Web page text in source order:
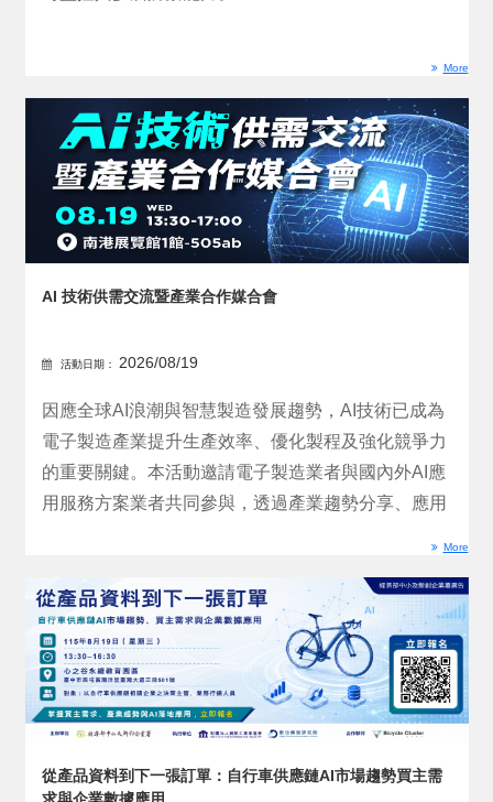
More
AI 技術供需交流暨產業合作媒合會
活動日期： 2026/08/19
因應全球AI浪潮與智慧製造發展趨勢，AI技術已成為
電子製造產業提升生產效率、優化製程及強化競爭力
的重要關鍵。本活動邀請電子製造業者與國內外AI應
用服務方案業者共同參與，透過產業趨勢分享、應用
More
從產品資料到下一張訂單：自行車供應鏈AI市場趨勢買主需